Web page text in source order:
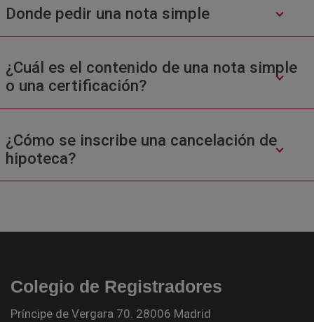
Donde pedir una nota simple
¿Cuál es el contenido de una nota simple
o una certificación?
¿Cómo se inscribe una cancelación de
hipoteca?
Colegio de Registradores
Príncipe de Vergara 70. 28006 Madrid